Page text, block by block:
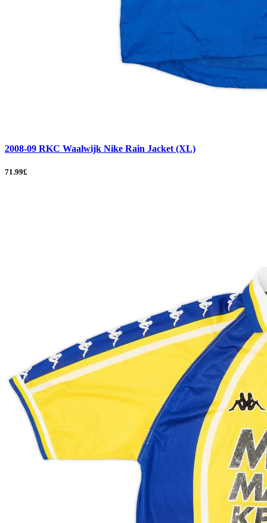
2008-09 RKC Waalwijk Nike Rain Jacket (XL)
71.99£